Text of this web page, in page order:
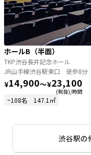
ホールB（半面）
TKP渋谷長井記念ホール
JR山手線渋谷駅東口 徒歩8分
¥14,900〜¥23,100
(税抜)/時間
~108名 147.1㎡
渋谷駅の